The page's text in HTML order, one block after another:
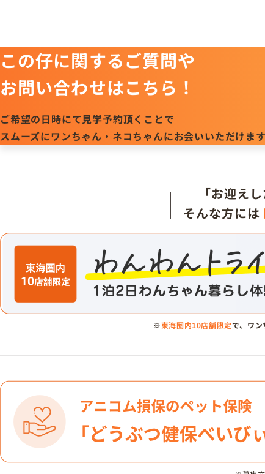
この仔に関するご質問や
お問い合わせはこちら！
ご希望の日時にて見学予約頂くことで
スムーズにワンちゃん・ネコちゃんにお会いいただけます
「お迎え
そんな方には
※東海圏内10店舗限定で、ワン